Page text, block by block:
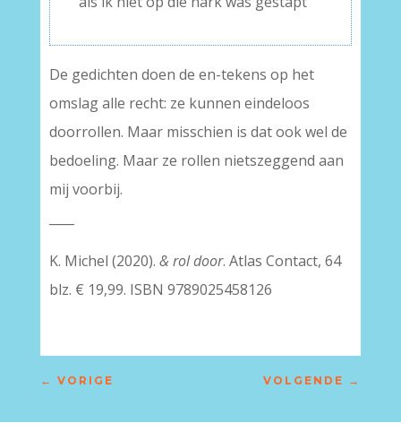
De gedichten doen de en-tekens op het
omslag alle recht: ze kunnen eindeloos
doorrollen. Maar misschien is dat ook wel de
bedoeling. Maar ze rollen nietszeggend aan
mij voorbij.
K. Michel (2020). & rol door. Atlas Contact, 64
blz. € 19,99. ISBN 9789025458126
← VORIGE VOLGENDE →